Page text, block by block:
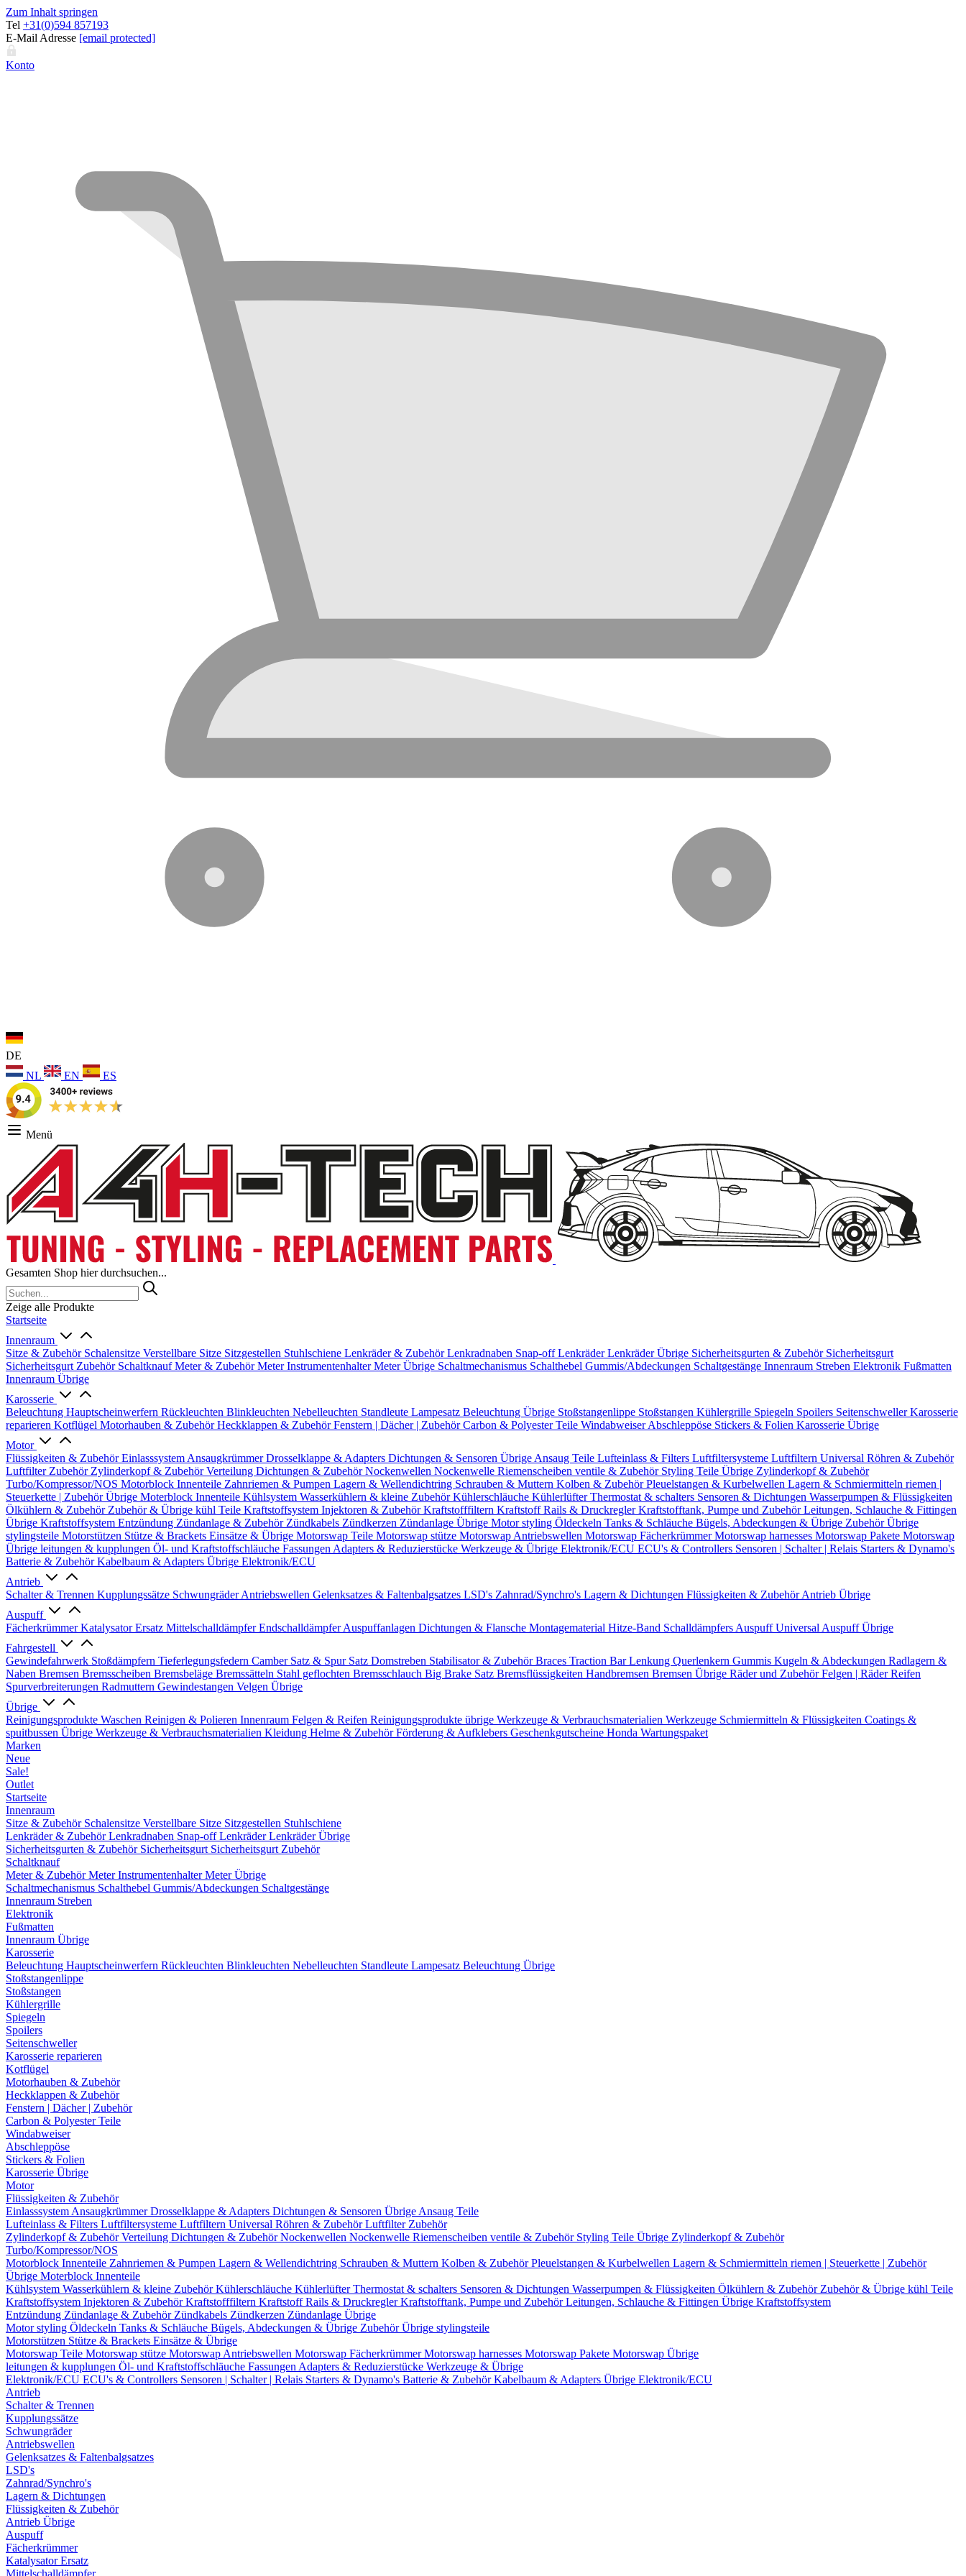
Zum Inhalt springen
Tel +31(0)594 857193
E-Mail Adresse [email protected]
Konto
DE
NL
EN ES
Menü
Gesamten Shop hier durchsuchen...
Zeige alle Produkte
Startseite
Innenraum
Sitze & Zubehör Schalensitze Verstellbare Sitze Sitzgestellen Stuhlschiene Lenkräder & ZubehörLenkradnaben Snap-offLenkräderLenkräder Übrige Sicherheitsgurten & Zubehör Sicherheitsgurt
Sicherheitsgurt Zubehör SchaltknaufMeter & ZubehörMeterInstrumentenhalterMeter Übrige Schaltmechanismus Schalthebel Gummis/Abdeckungen Schaltgestänge Innenraum Streben Elektronik Fußmatten
Innenraum Übrige
Karosserie
Beleuchtung Hauptscheinwerfern Rückleuchten Blinkleuchten Nebelleuchten Standleute Lampesatz Beleuchtung Übrige Stoßstangenlippe Stoßstangen Kühlergrille Spiegeln Spoilers SeitenschwellerKarosserie
reparieren Kotflügel Motorhauben & ZubehörHeckklappen & ZubehörFenstern | Dächer | ZubehörCarbon & Polyester Teile WindabweiserAbschleppöse Stickers & Folien Karosserie Übrige
Motor
Flüssigkeiten & ZubehörEinlasssystem AnsaugkrümmerDrosselklappe & Adapters Dichtungen & Sensoren Übrige Ansaug Teile Lufteinlass & Filters Luftfiltersysteme Luftfiltern Universal Röhren & Zubehör
Luftfilter Zubehör Zylinderkopf & ZubehörVerteilung Dichtungen & ZubehörNockenwellen Nockenwelle Riemenscheiben ventile & Zubehör Styling Teile Übrige Zylinderkopf & Zubehör
Turbo/Kompressor/NOS Motorblock Innenteile Zahnriemen & Pumpen Lagern & Wellendichtring Schrauben & Muttern Kolben & ZubehörPleuelstangen & Kurbelwellen Lagern & Schmiermitteln riemen |
Steuerkette | ZubehörÜbrige Moterblock Innenteile Kühlsystem Wasserkühlern & kleine ZubehörKühlerschläuche KühlerlüfterThermostat & schalters Sensoren & Dichtungen Wasserpumpen & Flüssigkeiten
Ölkühlern & Zubehör Zubehör & Übrige kühl Teile Kraftstoffsystem Injektoren & ZubehörKraftstofffiltern Kraftstoff Rails & DruckreglerKraftstofftank, Pumpe und ZubehörLeitungen, Schlauche & Fittingen
Übrige Kraftstoffsystem Entzündung Zündanlage & Zubehör Zündkabels Zündkerzen Zündanlage Übrige Motor styling Öldeckeln Tanks & Schläuche Bügels, Abdeckungen & Übrige ZubehörÜbrige
stylingsteile Motorstützen Stütze & Brackets Einsätze & Übrige Motorswap Teile Motorswap stütze Motorswap Antriebswellen Motorswap FächerkrümmerMotorswap harnesses Motorswap Pakete Motorswap
Übrige leitungen & kupplungen Öl- und Kraftstoffschläuche Fassungen Adapters & Reduzierstücke Werkzeuge & Übrige Elektronik/ECU ECU's & Controllers Sensoren | Schalter | Relais Starters & Dynamo's
Batterie & ZubehörKabelbaum & Adapters Übrige Elektronik/ECU
Antrieb
Schalter & Trennen Kupplungssätze SchwungräderAntriebswellen Gelenksatzes & Faltenbalgsatzes LSD's Zahnrad/Synchro's Lagern & Dichtungen Flüssigkeiten & ZubehörAntrieb Übrige
Auspuff
FächerkrümmerKatalysator Ersatz MittelschalldämpferEndschalldämpferAuspuffanlagen Dichtungen & Flansche Montagematerial Hitze-Band Schalldämpfers Auspuff Universal Auspuff Übrige
Fahrgestell
Gewindefahrwerk Stoßdämpfern Tieferlegungsfedern Camber Satz & Spur Satz Domstreben Stabilisator & ZubehörBraces Traction BarLenkung Querlenkern Gummis Kugeln & Abdeckungen Radlagern &
Naben Bremsen Bremsscheiben Bremsbeläge Bremssätteln Stahl geflochten Bremsschlauch Big Brake Satz Bremsflüssigkeiten Handbremsen Bremsen Übrige Räder und ZubehörFelgen | RäderReifen
Spurverbreiterungen Radmuttern Gewindestangen Velgen Übrige
Übrige
Reinigungsprodukte Waschen Reinigen & Polieren Innenraum Felgen & Reifen Reinigungsprodukte übrige Werkzeuge & Verbrauchsmaterialien Werkzeuge Schmiermitteln & Flüssigkeiten Coatings &
spuitbussen Übrige Werkzeuge & Verbrauchsmaterialien Kleidung Helme & ZubehörFörderung & Aufklebers Geschenkgutscheine Honda Wartungspaket
Marken
Neue
Sale!
Outlet
Startseite
Innenraum
Sitze & Zubehör Schalensitze Verstellbare Sitze Sitzgestellen Stuhlschiene
Lenkräder & ZubehörLenkradnaben Snap-offLenkräderLenkräder Übrige
Sicherheitsgurten & Zubehör Sicherheitsgurt Sicherheitsgurt Zubehör
Schaltknauf
Meter & ZubehörMeterInstrumentenhalterMeter Übrige
Schaltmechanismus Schalthebel Gummis/Abdeckungen Schaltgestänge
Innenraum Streben
Elektronik
Fußmatten
Innenraum Übrige
Karosserie
Beleuchtung Hauptscheinwerfern Rückleuchten Blinkleuchten Nebelleuchten Standleute Lampesatz Beleuchtung Übrige
Stoßstangenlippe
Stoßstangen
Kühlergrille
Spiegeln
Spoilers
Seitenschweller
Karosserie reparieren
Kotflügel
Motorhauben & Zubehör
Heckklappen & Zubehör
Fenstern | Dächer | Zubehör
Carbon & Polyester Teile
Windabweiser
Abschleppöse
Stickers & Folien
Karosserie Übrige
Motor
Flüssigkeiten & Zubehör
Einlasssystem AnsaugkrümmerDrosselklappe & Adapters Dichtungen & Sensoren Übrige Ansaug Teile
Lufteinlass & Filters Luftfiltersysteme Luftfiltern Universal Röhren & ZubehörLuftfilter Zubehör
Zylinderkopf & ZubehörVerteilung Dichtungen & ZubehörNockenwellen Nockenwelle Riemenscheiben ventile & Zubehör Styling Teile Übrige Zylinderkopf & Zubehör
Turbo/Kompressor/NOS
Motorblock Innenteile Zahnriemen & Pumpen Lagern & Wellendichtring Schrauben & Muttern Kolben & ZubehörPleuelstangen & Kurbelwellen Lagern & Schmiermitteln riemen | Steuerkette | Zubehör
Übrige Moterblock Innenteile
Kühlsystem Wasserkühlern & kleine ZubehörKühlerschläuche KühlerlüfterThermostat & schalters Sensoren & Dichtungen Wasserpumpen & Flüssigkeiten Ölkühlern & Zubehör Zubehör & Übrige kühl Teile
Kraftstoffsystem Injektoren & ZubehörKraftstofffiltern Kraftstoff Rails & DruckreglerKraftstofftank, Pumpe und ZubehörLeitungen, Schlauche & Fittingen Übrige Kraftstoffsystem
Entzündung Zündanlage & Zubehör Zündkabels Zündkerzen Zündanlage Übrige
Motor styling Öldeckeln Tanks & Schläuche Bügels, Abdeckungen & Übrige ZubehörÜbrige stylingsteile
Motorstützen Stütze & Brackets Einsätze & Übrige
Motorswap Teile Motorswap stütze Motorswap Antriebswellen Motorswap FächerkrümmerMotorswap harnesses Motorswap Pakete Motorswap Übrige
leitungen & kupplungen Öl- und Kraftstoffschläuche Fassungen Adapters & Reduzierstücke Werkzeuge & Übrige
Elektronik/ECU ECU's & Controllers Sensoren | Schalter | Relais Starters & Dynamo's Batterie & ZubehörKabelbaum & Adapters Übrige Elektronik/ECU
Antrieb
Schalter & Trennen
Kupplungssätze
Schwungräder
Antriebswellen
Gelenksatzes & Faltenbalgsatzes
LSD's
Zahnrad/Synchro's
Lagern & Dichtungen
Flüssigkeiten & Zubehör
Antrieb Übrige
Auspuff
Fächerkrümmer
Katalysator Ersatz
Mittelschalldämpfer